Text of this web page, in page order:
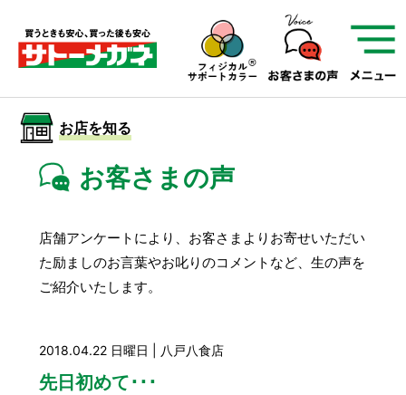
サトーメガネを知る
サトーメガネについて
01 サトーメガネの遠近
03
サービスを知る
遠近両用 フレームについて
お店を知る
お客さまの声
店舗アンケートにより、お客さまよりお寄せいただい
た励ましのお言葉やお叱りのコメントなど、 生の声を
ご紹介いたします。
2018.04.22 日曜日 | 八戸八食店
先日初めて･･･